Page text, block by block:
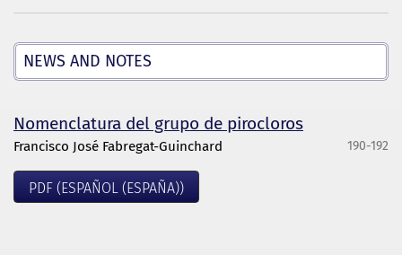
NEWS AND NOTES
Nomenclatura del grupo de pirocloros
Francisco José Fabregat-Guinchard 190-192
PDF (ESPAÑOL (ESPAÑA))